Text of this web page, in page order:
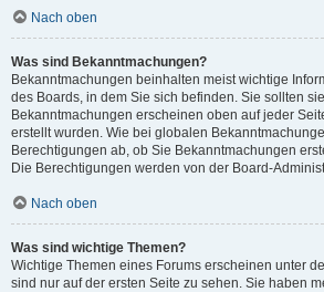
Nach oben
Was sind Bekanntmachungen?
Bekanntmachungen beinhalten meist wichtige
des Boards, in dem Sie sich befinden. Sie sollten
Bekanntmachungen erscheinen oben auf jeder
erstellt wurden. Wie bei globalen
Berechtigungen ab, ob Sie Bekanntmachungen
Die Berechtigungen werden von der Board-
Nach oben
Was sind wichtige Themen?
Wichtige Themen eines Forums erscheinen unter
sind nur auf der ersten Seite zu sehen. Sie haben